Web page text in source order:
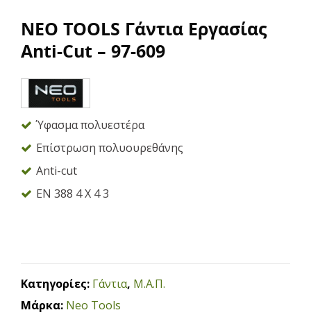
NEO TOOLS Γάντια Εργασίας
Anti-Cut – 97-609
Ύφασμα πολυεστέρα
Επίστρωση πολυουρεθάνης
Anti-cut
ΕΝ 388 4 Χ 4 3
Κατηγορίες: Γάντια, Μ.Α.Π.
Μάρκα: Neo Tools